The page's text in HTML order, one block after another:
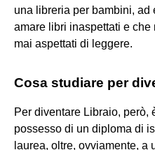
una libreria per bambini, ad
amare libri inaspettati e
mai aspettati di leggere.
Cosa studiare per
Per diventare Libraio, però,
possesso di un diploma di
laurea, oltre, ovviamente, a